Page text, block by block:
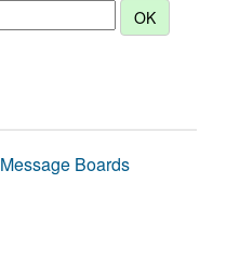
Message Boards